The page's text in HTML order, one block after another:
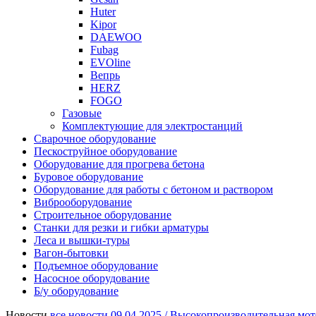
Huter
Kipor
DAEWOO
Fubag
EVOline
Вепрь
HERZ
FOGO
Газовые
Комплектующие для электростанций
Сварочное оборудование
Пескоструйное оборудование
Оборудование для прогрева бетона
Буровое оборудование
Оборудование для работы с бетоном и раствором
Виброоборудование
Строительное оборудование
Станки для резки и гибки арматуры
Леса и вышки-туры
Вагон-бытовки
Подъемное оборудование
Насосное оборудование
Б/у оборудование